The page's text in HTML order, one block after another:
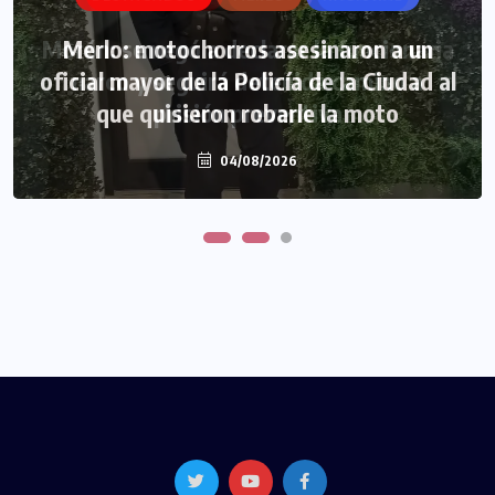
Merlo: motochorros asesinaron a un
oficial mayor de la Policía de la Ciudad al
que quisieron robarle la moto
04/08/2026
Morón: se negó a declarar la funcionaria
narco y seguirá detenida camino a
prisión preventiva
04/08/2026